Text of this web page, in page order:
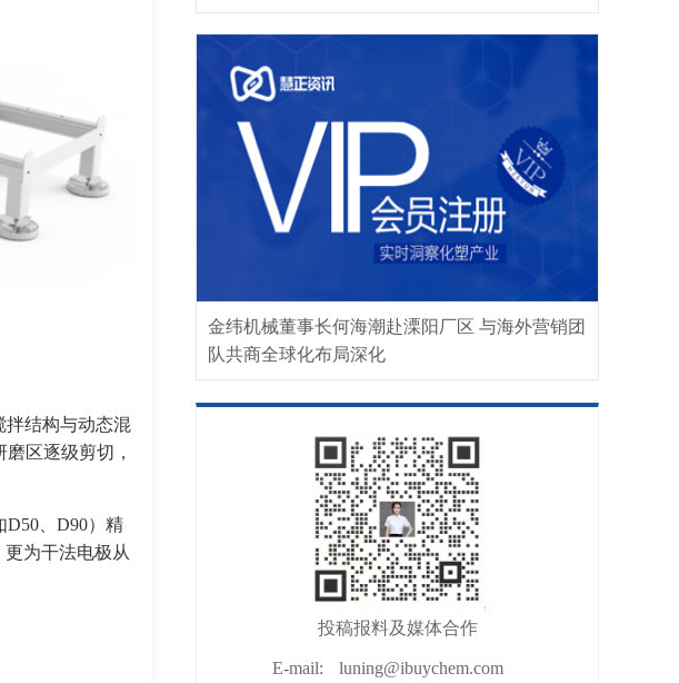
结构与动态混
区逐级剪切，
、D90）精
为干法电极从
金纬机械董事长何海潮赴溧阳厂区 与海外营销团
队共商全球化布局深化
投稿报料及媒体合作
E-mail: luning@ibuychem.com